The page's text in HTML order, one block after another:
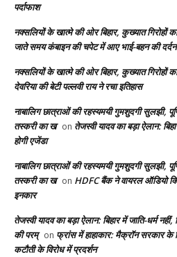
पर्दाफाश
नक्सलियों के खात्मे की ओर बिहार, कुख्यात गिरोहों
जाते समय कंबाइन की चपेट में आए भाई-बहन की
नक्सलियों के खात्मे की ओर बिहार, कुख्यात गिरोहों
देवरिया की बेटी पल्लवी राय ने रचा इतिहास
नाबालिग छात्राओं की रहस्यमयी गुमशुदगी सुलझी,
तस्करी का ख on तेजस्वी यादव का बड़ा ऐलान:
होगी एजेंडा
नाबालिग छात्राओं की रहस्यमयी गुमशुदगी सुलझी,
तस्करी का ख on HDFC बैंक ने वायरल ऑडियो
इनकार
तेजस्वी यादव का बड़ा ऐलान: बिहार में जाति-धर्म नहीं,
की परम् on फ्रांस में हाहाकार: मैक्रॉन सरकार
कटौती के विरोध में प्रदर्शन